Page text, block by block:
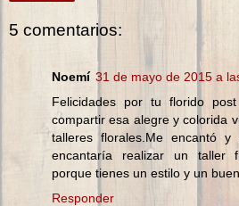
5 comentarios:
Noemí 31 de mayo de 2015 a
Felicidades por tu florido
compartir esa alegre y colorida
talleres florales.Me encantó
encantaría realizar un taller
porque tienes un estilo y un
Responder